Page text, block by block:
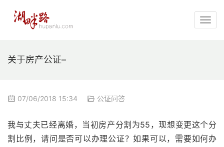
关于房产公证–
07/06/2018 15:34 公证问答
我与丈夫已经离婚，当初房产分割为55，现想变更这个分
割比例，请问是否可以办理公证？如果可以，需要如何办